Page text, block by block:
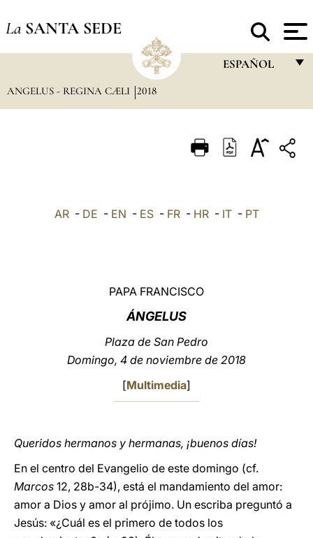
La SANTA SEDE
ESPAÑOL
ITALIANO
ANGELUS - REGINA CÆLI 2018
AR- DE - EN - ES- FR- HR- IT- PT
PAPA FRANCISCO
ÁNGELUS
Plaza de San Pedro
Domingo, 4 de noviembre de 2018
[Multimedia]
Queridos hermanos y hermanas, ¡buenos días!
En el centro del Evangelio de este domingo (cf.
Marcos 12, 28b-34), está el mandamiento del amor:
amor a Dios y amor al prójimo. Un escriba preguntó a
Jesús: «¿Cuál es el primero de todos los